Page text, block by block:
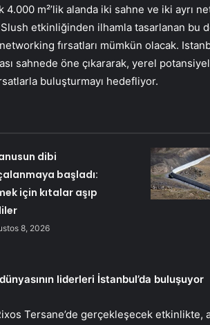
m²’lik alanda iki sahne ve iki ayrı
etkinliğinden ilhamla tasarlanan bu
networking fırsatları mümkün olacak.
sahnede öne çıkararak, yerel
buluşturmayı hedefliyor.
dibi
başladı:
için kıtalar aşıp
8, 2026
liderleri İstanbul’da buluşuyor
Tersane’de gerçekleşecek etkinlikte,